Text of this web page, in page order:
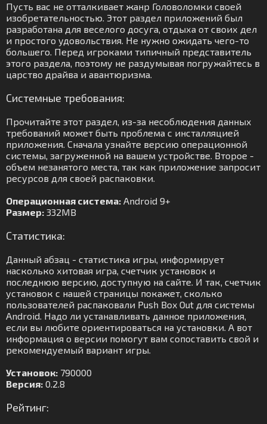
Пусть вас не отталкивает жанр Головоломки своей
изобретательностью. Этот раздел приложений был
разработана для веселого досуга, отдыха от своих дел
и простого удовольствия. Не нужно ожидать чего-то
большего. Перед игроками типичный представитель
этого раздела, поэтому не раздумывая погружайтесь в
царство драйва и авантюризма.
Системные требования:
Прочитайте этот раздел, из-за несоблюдения данных
требований может быть проблема с инсталляцией
приложения. Сначала узнайте версию операционной
системы, загруженной на вашем устройстве. Второе -
объем незанятого места, так как приложение запросит
ресурсов для своей распаковки.
Операционная система: Android 9+
Размер: 332MB
Статистика:
Данный абзац - статистика игры, информирует
насколько хитовая игра, счетчик установок и
последнюю версию, доступную на сайте. И так, счетчик
установок с нашей страницы покажет, сколько
пользователей распаковали Push Box Out для системы
Android. Надо ли устанавливать данное приложения,
если вы любите ориентироваться на установки. А вот
информация о версии помогут вам сопоставить свой и
рекомендуемый вариант игры.
Установок: 790000
Версия: 0.2.8
Рейтинг: